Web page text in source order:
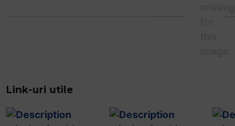
Link-uri utile